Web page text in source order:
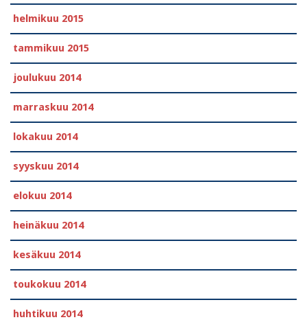
helmikuu 2015
tammikuu 2015
joulukuu 2014
marraskuu 2014
lokakuu 2014
syyskuu 2014
elokuu 2014
heinäkuu 2014
kesäkuu 2014
toukokuu 2014
huhtikuu 2014